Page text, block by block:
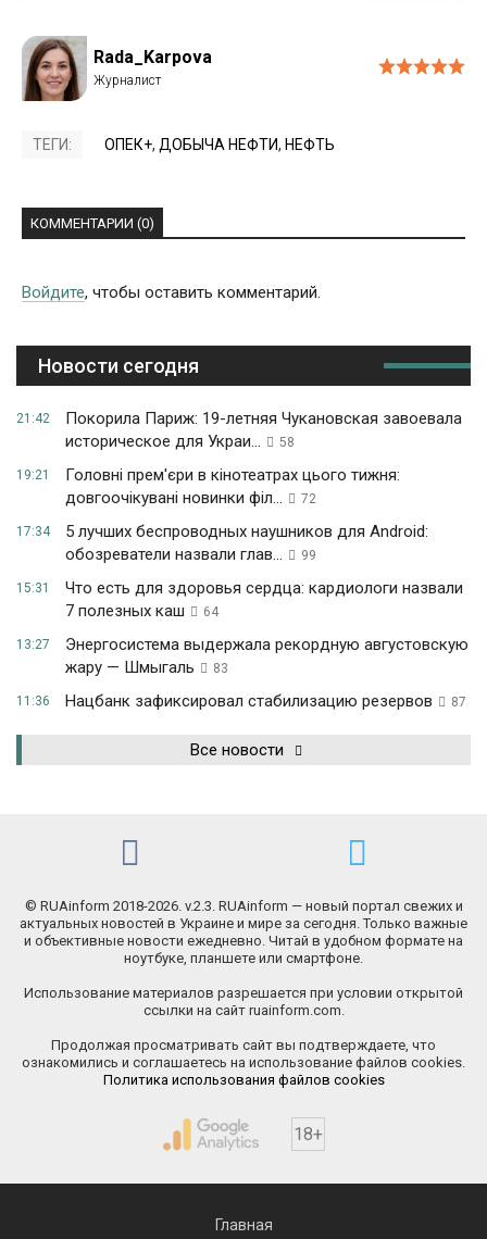
Rada_Karpova
ТЕГИ: ОПЕК+, ДОБЫЧА НЕФТИ, НЕФТЬ
КОММЕНТАРИИ (0)
Войдите, чтобы оставить комментарий.
Новости сегодня
21:42
Покорила Париж: 19-летняя Чукановская завоевала
историческое для Украи...
58
19:21
Головні прем'єри в кінотеатрах цього тижня:
довгоочікувані новинки філ...
72
17:34
5 лучших беспроводных наушников для Android:
обозреватели назвали глав...
99
15:31
Что есть для здоровья сердца: кардиологи назвали
7 полезных каш
64
13:27
Энергосистема выдержала рекордную августовскую
жару — Шмыгаль
83
11:36 Нацбанк зафиксировал стабилизацию резервов 87
Все новости
© RUAinform 2018-2026. v.2.3. RUAinform — новый портал свежих и
актуальных новостей в Украине и мире за сегодня. Только важные
и объективные новости ежедневно. Читай в удобном формате на
ноутбуке, планшете или смартфоне.
Использование материалов разрешается при условии открытой
ссылки на сайт ruainform.com.
Продолжая просматривать сайт вы подтверждаете, что
ознакомились и соглашаетесь на использование файлов cookies.
Политика использования файлов cookies
18+
Главная